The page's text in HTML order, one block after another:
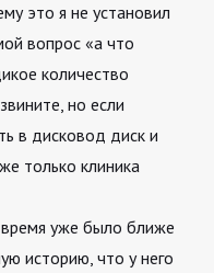
это я не установил
вопрос «а что
количество
но если
в дисковод диск и
только клиника
уже было ближе
историю, что у него